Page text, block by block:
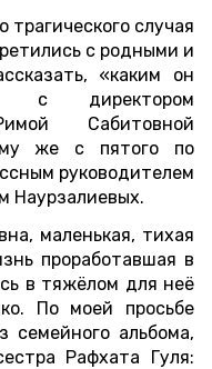
случая
с родными и
«каким он
с директором
Сабитовной
же с пятого по
руководителем
Наурзалиевых.
маленькая, тихая
проработавшая в
в тяжёлом для неё
По моей просьбе
семейного альбома,
Рафхата Гуля: